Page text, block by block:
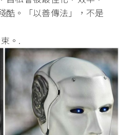
酷。「以善傳法」，不是
。.